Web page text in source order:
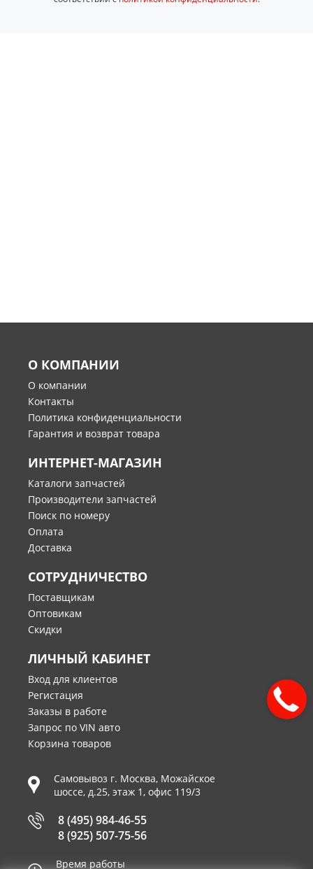
О КОМПАНИИ
О компании
Контакты
Политика конфиденциальности
Гарантия и возврат товара
ИНТЕРНЕТ-МАГАЗИН
Каталоги запчастей
Производители запчастей
Поиск по номеру
Оплата
Доставка
СОТРУДНИЧЕСТВО
Поставщикам
Оптовикам
Скидки
ЛИЧНЫЙ КАБИНЕТ
Вход для клиентов
Регистация
Заказы в работе
Запрос по VIN авто
Корзина товаров
Самовывоз г. Москва, Можайское
шоссе, д.25, этаж 1, офис 119/3
8 (495) 984-46-55
8 (925) 507-75-56
Время работы